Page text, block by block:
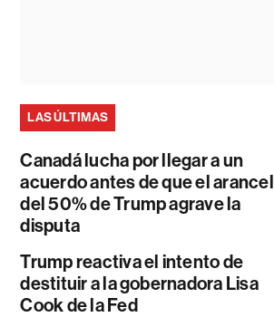
LAS ÚLTIMAS
Canadá lucha por llegar a un
acuerdo antes de que el arancel
del 50% de Trump agrave la
disputa
Trump reactiva el intento de
destituir a la gobernadora Lisa
Cook de la Fed